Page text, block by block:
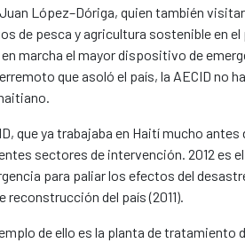
López–Dóriga, quien también
de pesca y agricultura sostenible en
marcha el mayor dispositivo de
que asoló el país, la AECID no
que ya trabajaba en Haití mucho
sectores de intervención. 2012 es
para paliar los efectos del
reconstrucción del país (2011).
de ello es la planta de tratamiento